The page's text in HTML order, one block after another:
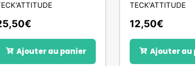
€
Ajouter au panier
TECK'ATTITUDE
12,50€
Ajouter au